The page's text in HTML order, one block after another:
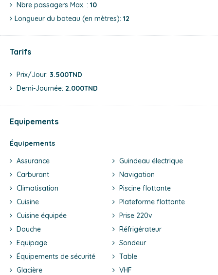
Nbre passagers Max. : 10
Longueur du bateau (en mètres): 12
Tarifs
Prix/jour: 3.500TND
Demi-Journée: 2.000TND
Equipements
Équipements
Assurance
Carburant
Climatisation
Cuisine
Cuisine équipée
Douche
Equipage
Équipements de sécurité
Glacière
Guindeau électrique
Navigation
Piscine flottante
Plateforme flottante
Prise 220v
Réfrigérateur
Sondeur
Table
VHF